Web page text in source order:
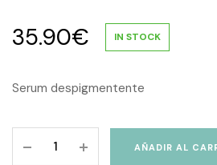
35.90€ IN STOCK
Serum despigmentente
DISCROM
AÑADIR AL